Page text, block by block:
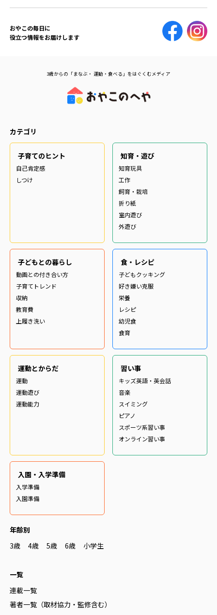
おやこの毎日に
役立つ情報をお届けします
3歳からの「まなぶ・ 運動・食べる」をはぐくむメディア
カテゴリ
子育てのヒント
自己肯定感
しつけ
知育・遊び
知育玩具
工作
飼育・栽培
折り紙
室内遊び
外遊び
子どもとの暮らし
動画との付き合い方
子育てトレンド
収納
教育費
上履き洗い
食・レシピ
子どもクッキング
好き嫌い克服
栄養
レシピ
幼児食
食育
運動とからだ
運動
運動遊び
運動能力
習い事
キッズ英語・英会話
音楽
スイミング
ピアノ
スポーツ系習い事
オンライン習い事
入園・入学準備
入学準備
入園準備
年齢別
3歳
4歳 5歳 6歳 小学生
一覧
連載一覧
著者一覧（取材協力・監修含む）